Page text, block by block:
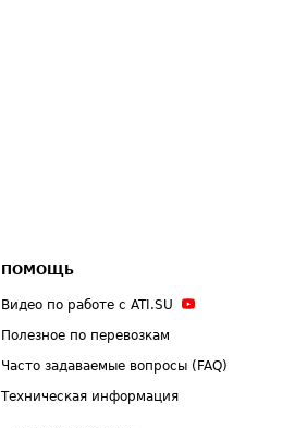
ПОМОЩЬ
Видео по работе с ATI.SU
Полезное по перевозкам
Часто задаваемые вопросы (FAQ)
Техническая информация